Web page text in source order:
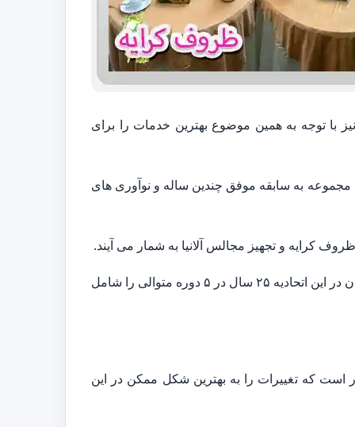
با توجه به همین موضوع بهترین خدمات را برای
به سابقه موفق چندین ساله و نوآوری های
همچنین در طول سال های فعالیت خود در اتحادیه تجهیز مجالس و تالارهای پذیرایی آلانیا نیز فعالیت می کردند. فعالیت ایشان در این اتحادیه ۲۵ سال در ۵ دوره متوالی را شامل
که تغییرات را به بهترین شکل ممکن در این